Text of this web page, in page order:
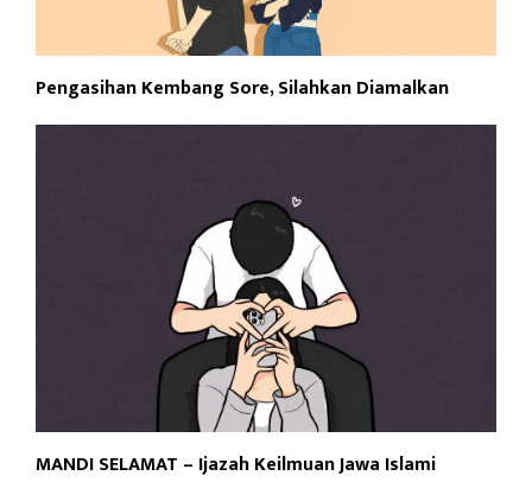
Pengasihan Kembang Sore, Silahkan Diamalkan
MANDI SELAMAT – Ijazah Keilmuan Jawa Islami